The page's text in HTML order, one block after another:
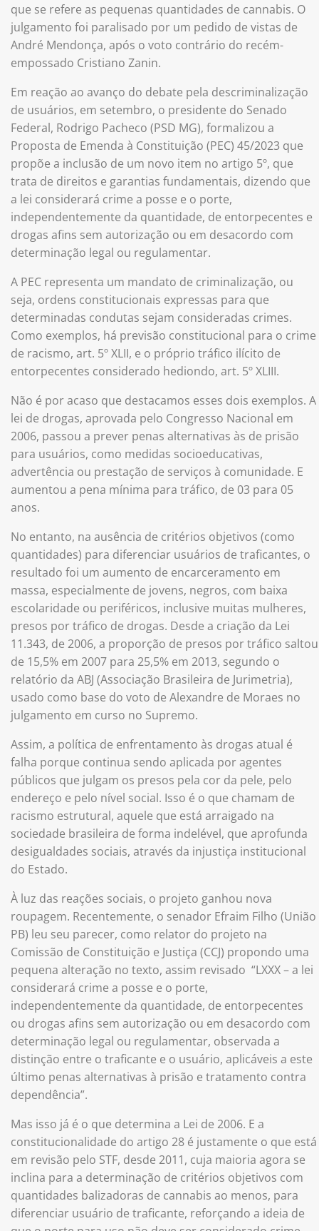
que se refere as pequenas quantidades de cannabis. O
julgamento foi paralisado por um pedido de vistas de
André Mendonça, após o voto contrário do recém-
empossado Cristiano Zanin.
Em reação ao avanço do debate pela descriminalização
de usuários, em setembro, o presidente do Senado
Federal, Rodrigo Pacheco (PSD MG), formalizou a
Proposta de Emenda à Constituição (PEC) 45/2023 que
propõe a inclusão de um novo item no artigo 5º, que
trata de direitos e garantias fundamentais, dizendo que
a lei considerará crime a posse e o porte,
independentemente da quantidade, de entorpecentes e
drogas afins sem autorização ou em desacordo com
determinação legal ou regulamentar.
A PEC representa um mandato de criminalização, ou
seja, ordens constitucionais expressas para que
determinadas condutas sejam consideradas crimes.
Como exemplos, há previsão constitucional para o crime
de racismo, art. 5º XLII, e o próprio tráfico ilícito de
entorpecentes considerado hediondo, art. 5º XLIII.
Não é por acaso que destacamos esses dois exemplos. A
lei de drogas, aprovada pelo Congresso Nacional em
2006, passou a prever penas alternativas às de prisão
para usuários, como medidas socioeducativas,
advertência ou prestação de serviços à comunidade. E
aumentou a pena mínima para tráfico, de 03 para 05
anos.
No entanto, na ausência de critérios objetivos (como
quantidades) para diferenciar usuários de traficantes, o
resultado foi um aumento de encarceramento em
massa, especialmente de jovens, negros, com baixa
escolaridade ou periféricos, inclusive muitas mulheres,
presos por tráfico de drogas. Desde a criação da Lei
11.343, de 2006, a proporção de presos por tráfico saltou
de 15,5% em 2007 para 25,5% em 2013, segundo o
relatório da ABJ (Associação Brasileira de Jurimetria),
usado como base do voto de Alexandre de Moraes no
julgamento em curso no Supremo.
Assim, a política de enfrentamento às drogas atual é
falha porque continua sendo aplicada por agentes
públicos que julgam os presos pela cor da pele, pelo
endereço e pelo nível social. Isso é o que chamam de
racismo estrutural, aquele que está arraigado na
sociedade brasileira de forma indelével, que aprofunda
desigualdades sociais, através da injustiça institucional
do Estado.
À luz das reações sociais, o projeto ganhou nova
roupagem. Recentemente, o senador Efraim Filho (União
PB) leu seu parecer, como relator do projeto na
Comissão de Constituição e Justiça (CCJ) propondo uma
pequena alteração no texto, assim revisado “LXXX – a lei
considerará crime a posse e o porte,
independentemente da quantidade, de entorpecentes
ou drogas afins sem autorização ou em desacordo com
determinação legal ou regulamentar, observada a
distinção entre o traficante e o usuário, aplicáveis a este
último penas alternativas à prisão e tratamento contra
dependência”.
Mas isso já é o que determina a Lei de 2006. E a
constitucionalidade do artigo 28 é justamente o que está
em revisão pelo STF, desde 2011, cuja maioria agora se
inclina para a determinação de critérios objetivos com
quantidades balizadoras de cannabis ao menos, para
diferenciar usuário de traficante, reforçando a ideia de